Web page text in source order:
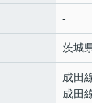
-
茨城
成田
成田